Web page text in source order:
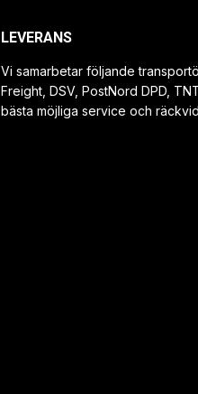
LEVERANS
Vi samarbetar följande
Freight, DSV, PostNord DPD,
bästa möjliga service och